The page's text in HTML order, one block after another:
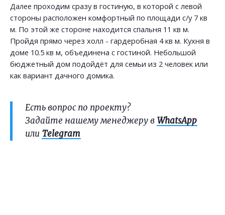
Далее проходим сразу в гостиную, в которой с левой
стороны расположен комфортный по площади с/у 7 кв
м. По этой же стороне находится спальня 11 кв м.
Пройдя прямо через холл - гардеробная 4 кв м. Кухня в
доме 10.5 кв м, объединена с гостиной. Небольшой
бюджетный дом подойдёт для семьи из 2 человек или
как вариант дачного домика.
Есть вопрос по проекту?
Задайте нашему менеджеру в WhatsApp
или Telegram